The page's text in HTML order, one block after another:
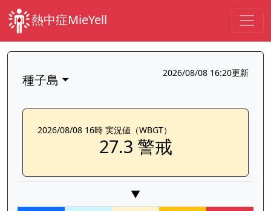
熱中症MieYell
種子島 2026/08/08 16:20更新
2026/08/08 16時 実況値（WBGT）
27.3 警戒
▼